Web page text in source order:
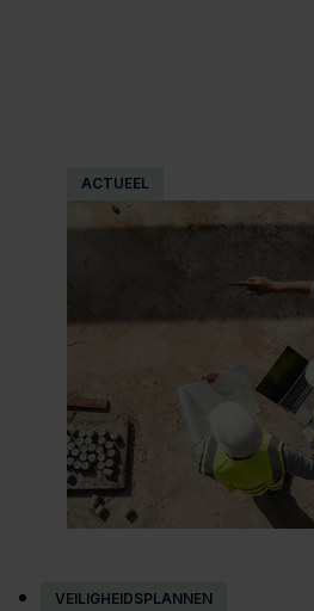
ACTUEEL
VEILIGHEIDSPLANNEN